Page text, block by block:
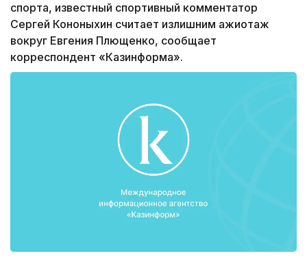
спорта, известный спортивный комментатор
Сергей Кононыхин считает излишним ажиотаж
вокруг Евгения Плющенко, сообщает
корреспондент «Казинформа».